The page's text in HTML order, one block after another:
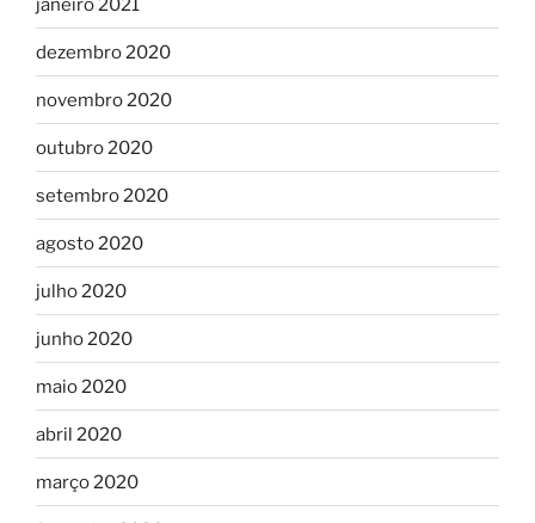
janeiro 2021
dezembro 2020
novembro 2020
outubro 2020
setembro 2020
agosto 2020
julho 2020
junho 2020
maio 2020
abril 2020
março 2020